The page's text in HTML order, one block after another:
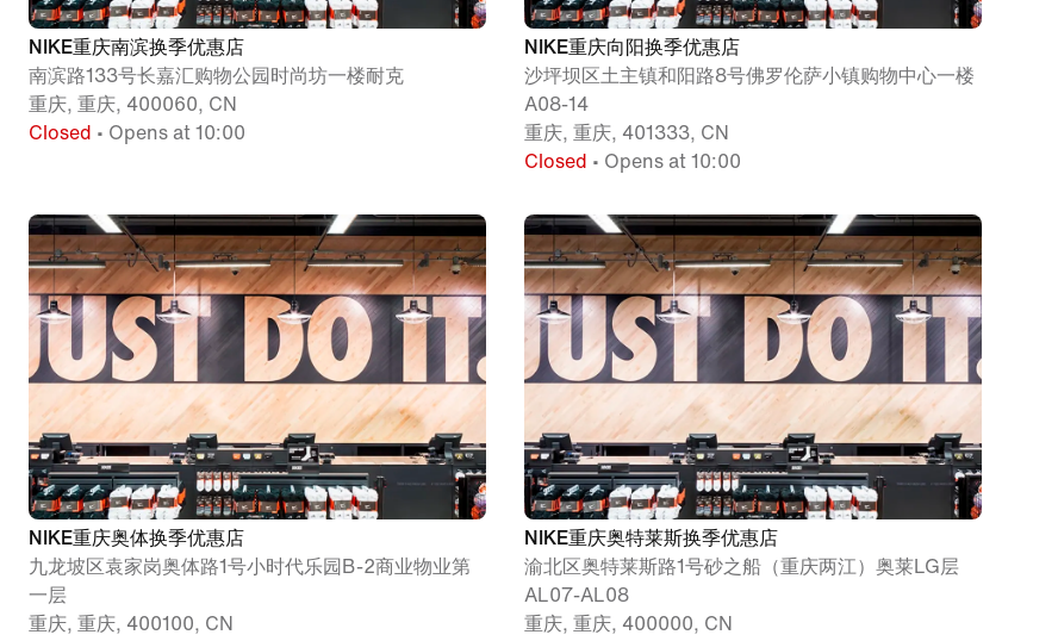
NIKE重庆南滨换季优惠店
南滨路133号长嘉汇购物公园时尚坊一楼耐克
重庆, 重庆, 400060, CN
Closed • Opens at 10:00
NIKE重庆向阳换季优惠店
沙坪坝区土主镇和阳路8号佛罗伦萨小镇购物中心一楼
A08-14
重庆, 重庆, 401333, CN
Closed • Opens at 10:00
NIKE重庆奥体换季优惠店
九龙坡区袁家岗奥体路1号小时代乐园B-2商业物业第
一层
重庆, 重庆, 400100, CN
NIKE重庆奥特莱斯换季优惠店
渝北区奥特莱斯路1号砂之船（重庆两江）奥莱LG层
AL07-AL08
重庆, 重庆, 400000, CN